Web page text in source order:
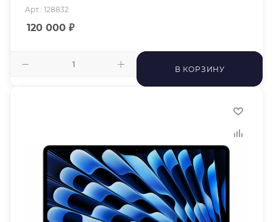
Арт.: 128832
120 000 ₽
В КОРЗИНУ